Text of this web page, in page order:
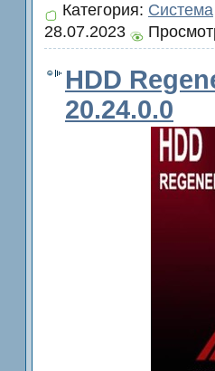
Категория: Система
28.07.2023
HDD
20.24.0.0